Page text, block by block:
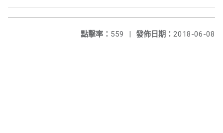
發佈日期： 2018-06-08
點擊率： 559 |